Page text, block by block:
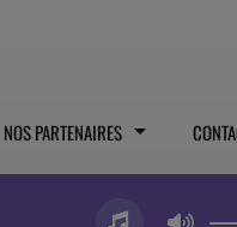
NOS PARTENAIRES